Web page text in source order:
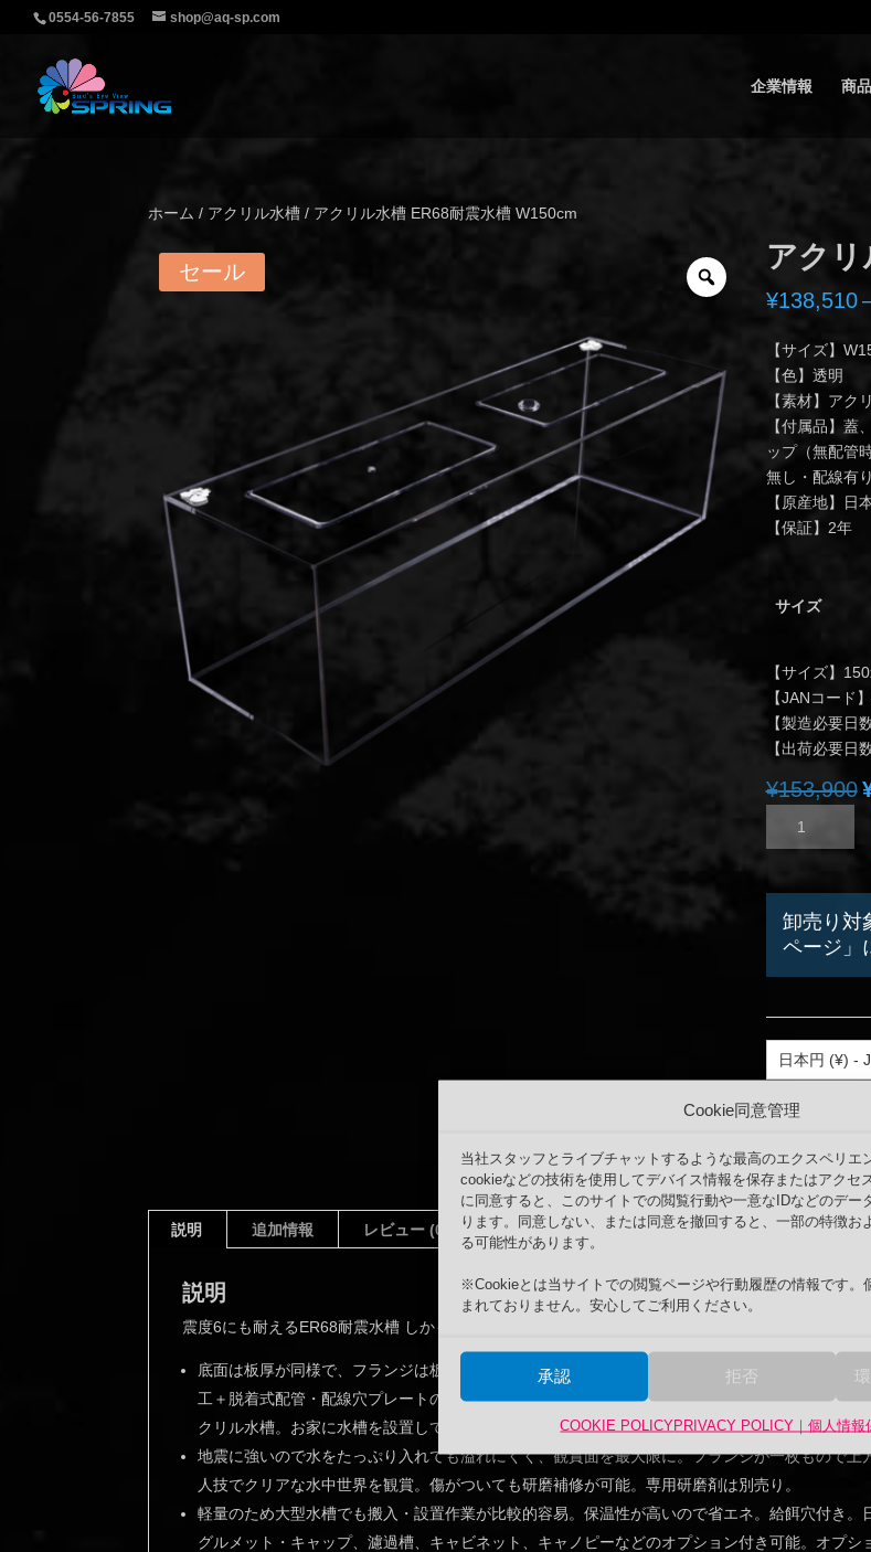
Cookie同意管理
当社スタッフとライブチャットするような最高のエクスペリエ
cookieなどの技術を使用してデバイス情報を保存またはアクセ
に同意すると、このサイトでの閲覧行動や一意なIDなどのデー
ります。同意しない、または同意を撤回すると、一部の特徴お
る可能性があります。
※Cookieとは当サイトでの閲覧ページや行動履歴の情報です。
まれておりません。安心してご利用ください。
承認 拒否
COOKIE POLICYPRIVACY POLICY｜個人情報
0554-56-7855 shop@aq-sp.com
企業情報 商
ホーム / アクリル水槽 / アクリル水槽 ER68耐震水槽 W150cm
セール アクリ
¥138,510
【サイズ】
【色】透明
【素材】アク
【付属品】蓋
ップ（無配管
無し・配線有
【原産地】日
【保証】2年
サイズ
【サイズ】
【JANコード
【製造必要日
【出荷必要日
¥153,900
ル
震
水
個
卸売り対
ページ」
日本円 (¥) -
商品コード:
説明 追加情報 レビュー (0)
説明
震度6にも耐えるER68耐震水槽 しかも蓋・通用穴付き！特許出願済。
底面は板厚が同様で、フランジは板厚15mmで継ぎ目の無い一枚もの。各サイズの配管・配線
工＋脱着式配管・配線穴プレートのロック機能＋シリコンキャップによりER68耐震規格内。特
クリル水槽。お家に水槽を設置しても安全・安心。
地震に強いので水をたっぷり入れても溢れにくく、観賞面を最大限に。フランジが一枚もので
人技でクリアな水中世界を観賞。傷がついても研磨補修が可能。専用研磨剤は別売り。
軽量のため大型水槽でも搬入・設置作業が比較的容易。保温性が高いので省エネ。給餌穴付き。
グルメット・キャップ、濾過槽、キャビネット、キャノピーなどのオプション付き可能。オプシ